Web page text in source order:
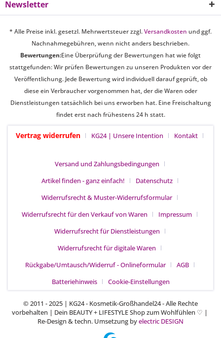
Newsletter
* Alle Preise inkl. gesetzl. Mehrwertsteuer zzgl.Versandkosten und ggf.
Nachnahmegebühren, wenn nicht anders beschrieben.
Bewertungen:Eine Überprüfung der Bewertungen hat wie folgt
stattgefunden: Wir prüfen Bewertungen zu unseren Produkten vor der
Veröffentlichung. Jede Bewertung wird individuell darauf geprüft, ob
diese ein Verbraucher vorgenommen hat, der die Waren oder
Dienstleistungen tatsächlich bei uns erworben hat. Eine Freischaltung
findet erst nach frühestens 24 h statt.
Vertrag widerrufen KG24 | Unsere Intention Kontakt
Versand und Zahlungsbedingungen
Artikel finden - ganz einfach!
Datenschutz
Widerrufsrecht & Muster-Widerrufsformular
Widerrufsrecht für den Verkauf von Waren
Impressum
Widerrufsrecht für Dienstleistungen
Widerrufsrecht für digitale Waren
Rückgabe/Umtausch/Widerruf - Onlineformular
AGB
Batteriehinweis
Cookie-Einstellungen
© 2011 - 2025 | KG24 - Kosmetik-Großhandel24 - Alle Rechte
vorbehalten | Dein BEAUTY + LIFESTYLE Shop zum Wohlfühlen ♡ |
Re-Design & techn. Umsetzung byelectric DESIGN